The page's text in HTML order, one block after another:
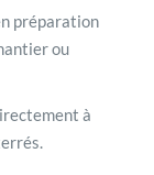
préparation
ou
à